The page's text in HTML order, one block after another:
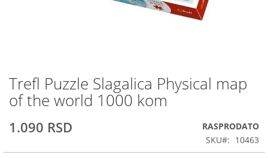
Skip
to
the
of
images
Trefl Puzzle Slagalica Physical map
of the world 1000 kom
1.090 RSD
RASPRODATO
SKU
10463